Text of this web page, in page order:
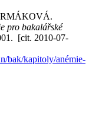
pro bakalářské
[cit. 2010-07-
bak/kapitoly/anémie-